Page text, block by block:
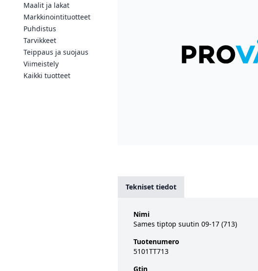
Maalit ja lakat
Markkinointituotteet
Puhdistus
Tarvikkeet
Teippaus ja suojaus
Viimeistely
Kaikki tuotteet
Tekniset tiedot
Nimi
Sames tiptop suutin 09-17 (713)
Tuotenumero
5101TT713
Gtin